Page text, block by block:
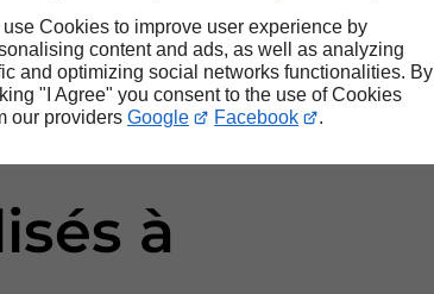
use Cookies to improve user experience by
content and ads, as well as analyzing
and optimizing social networks functionalities. By
"I Agree" you consent to the use of Cookies
our providers Google Facebook .
de
aux
à